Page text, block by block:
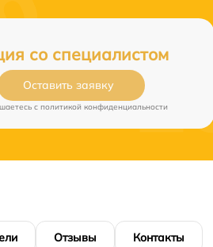
со специалистом
Оставить заявку
c политикой конфиденциальности
Отзывы Контакты